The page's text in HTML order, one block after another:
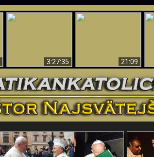
3:27:35
21:09